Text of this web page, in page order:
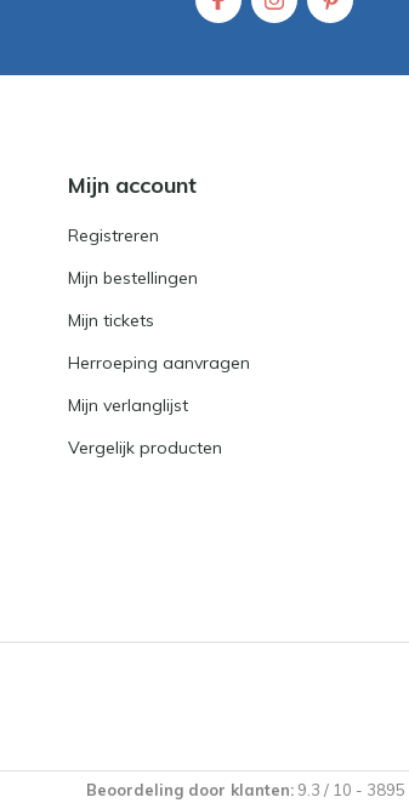
Mijn account
Registreren
Mijn bestellingen
Mijn tickets
Herroeping aanvragen
Mijn verlanglijst
Vergelijk producten
Beoordeling door klanten:9.3 / 10 - 3895